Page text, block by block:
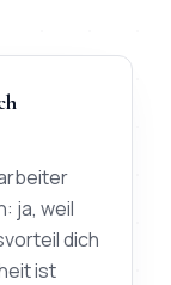
ja, weil
dich
ist